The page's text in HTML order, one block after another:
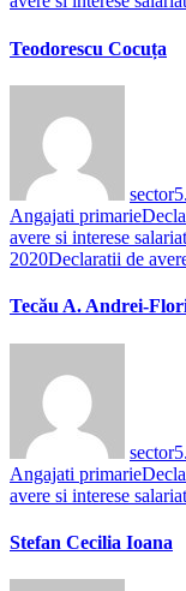
Teodorescu Cocuța
Angajati primarie
avere si interese
2020Declaratii de
Tecău A. Andrei-
Angajati primarie
avere si interese
Stefan Cecilia Ioana